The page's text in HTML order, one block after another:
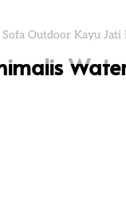
Outdoor Kayu